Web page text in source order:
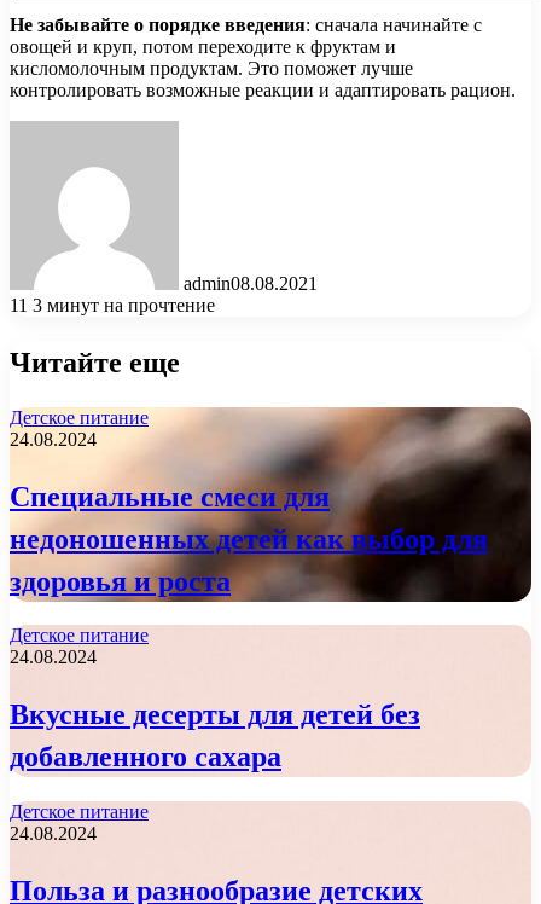
Не забывайте о порядке введения: сначала начинайте с
овощей и круп, потом переходите к фруктам и
кисломолочным продуктам. Это поможет лучше
контролировать возможные реакции и адаптировать рацион.
admin08.08.2021
11 3 минут на прочтение
Читайте еще
Детское питание
24.08.2024
Специальные смеси для
недоношенных детей как выбор для
здоровья и роста
Детское питание
24.08.2024
Вкусные десерты для детей без
добавленного сахара
Детское питание
24.08.2024
Польза и разнообразие детских